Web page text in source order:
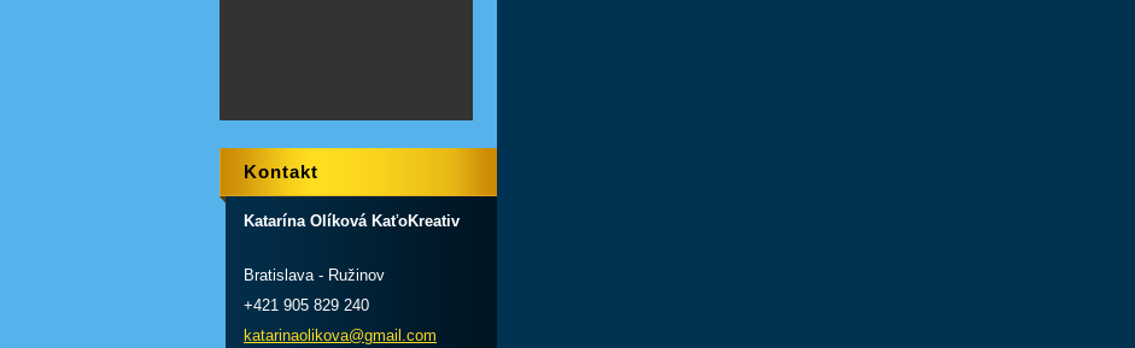
Kontakt
Katarína Olíková KaťoKreativ
Bratislava - Ružinov
+421 905 829 240
katarinaolikova@gmail.com